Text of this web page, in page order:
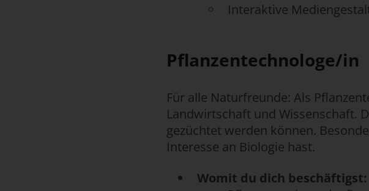
Interaktive
Pflanzentechnologe/in
Für alle Naturfreunde: Als
Landwirtschaft und Wissenschaft.
gezüchtet werden können.
Interesse an Biologie hast.
Womit du dich beschäftigst: